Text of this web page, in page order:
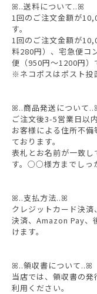
ꕤ..送料について..ꕤ
1回のご注文金額が
す。
1回のご注文金額が
料280円）、宅急便コ
便（950円〜1200円）
※ネコポスはポスト投
ꕤ..商品発送について
ご注文後3-5営業日以
お客様による住所不
ております。
表札とお名前が一致
す。○○様方までしっ
ꕤ..支払方法..ꕤ
クレジットカード決
決済、Amazon Pay、
けます。
ꕤ..領収書について..ꕤ
当店では、領収書の
利用ください。